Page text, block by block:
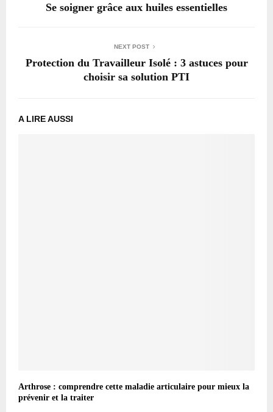
Se soigner grâce aux huiles essentielles
NEXT POST
Protection du Travailleur Isolé : 3 astuces pour
choisir sa solution PTI
A LIRE AUSSI
Arthrose : comprendre cette maladie articulaire pour mieux la
prévenir et la traiter